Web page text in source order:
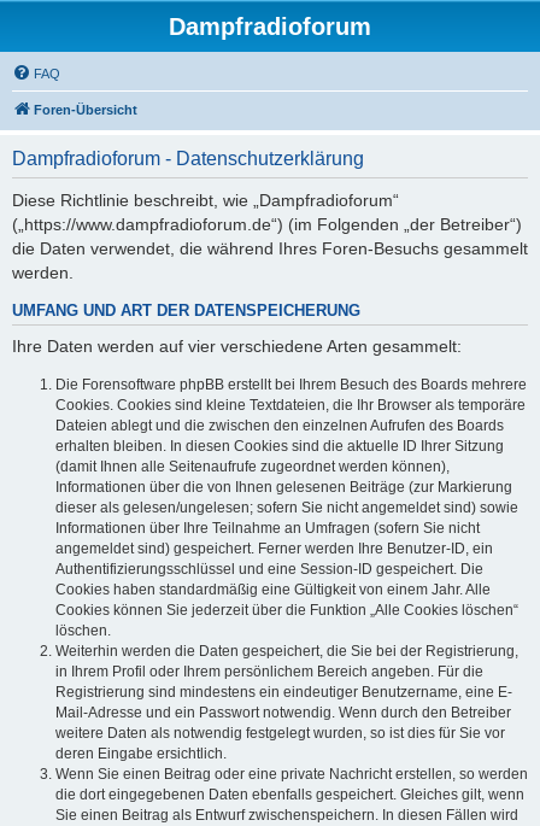
Dampfradioforum
FAQ
Foren-Übersicht
Dampfradioforum - Datenschutzerklärung
Diese Richtlinie beschreibt, wie „Dampfradioforum“
(„https://www.dampfradioforum.de“) (im Folgenden „der Betreiber“)
die Daten verwendet, die während Ihres Foren-Besuchs gesammelt
werden.
UMFANG UND ART DER DATENSPEICHERUNG
Ihre Daten werden auf vier verschiedene Arten gesammelt:
Die Forensoftware phpBB erstellt bei Ihrem Besuch des Boards mehrere
Cookies. Cookies sind kleine Textdateien, die Ihr Browser als temporäre
Dateien ablegt und die zwischen den einzelnen Aufrufen des Boards
erhalten bleiben. In diesen Cookies sind die aktuelle ID Ihrer Sitzung
(damit Ihnen alle Seitenaufrufe zugeordnet werden können),
Informationen über die von Ihnen gelesenen Beiträge (zur Markierung
dieser als gelesen/ungelesen; sofern Sie nicht angemeldet sind) sowie
Informationen über Ihre Teilnahme an Umfragen (sofern Sie nicht
angemeldet sind) gespeichert. Ferner werden Ihre Benutzer-ID, ein
Authentifizierungsschlüssel und eine Session-ID gespeichert. Die
Cookies haben standardmäßig eine Gültigkeit von einem Jahr. Alle
Cookies können Sie jederzeit über die Funktion „Alle Cookies löschen“
löschen.
Weiterhin werden die Daten gespeichert, die Sie bei der Registrierung,
in Ihrem Profil oder Ihrem persönlichem Bereich angeben. Für die
Registrierung sind mindestens ein eindeutiger Benutzername, eine E-
Mail-Adresse und ein Passwort notwendig. Wenn durch den Betreiber
weitere Daten als notwendig festgelegt wurden, so ist dies für Sie vor
deren Eingabe ersichtlich.
Wenn Sie einen Beitrag oder eine private Nachricht erstellen, so werden
die dort eingegebenen Daten ebenfalls gespeichert. Gleiches gilt, wenn
Sie einen Beitrag als Entwurf zwischenspeichern. In diesen Fällen wird